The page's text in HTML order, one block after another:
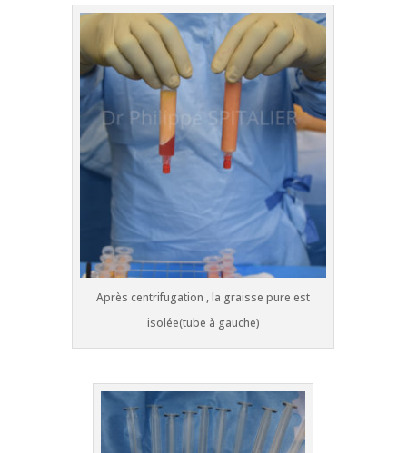
Après centrifugation , la graisse pure est
isolée(tube à gauche)